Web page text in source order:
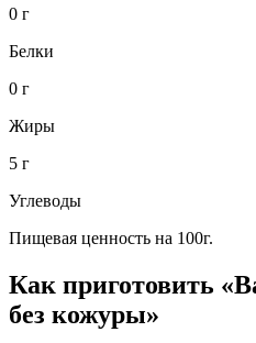
0 г
Белки
0 г
Жиры
5 г
Углеводы
Пищевая ценность на 100г.
Как приготовить
без кожуры»